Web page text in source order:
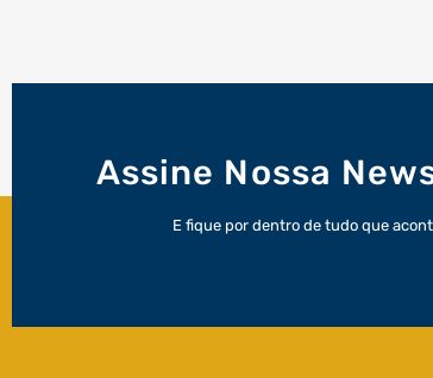
Assine Nossa
E fique por dentro de tudo que